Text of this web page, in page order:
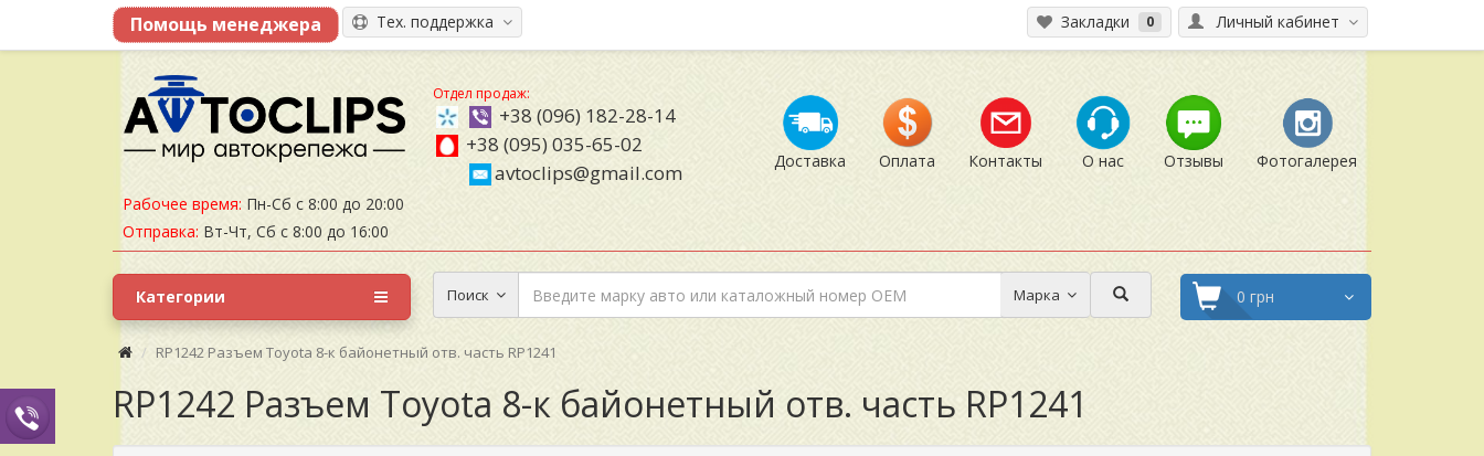
Личный кабинет
Тех. поддержка Закладки 0
Рабочее время: Пн-Сб с 8:00 до 20:00
Отправка: Вт-Чт, Сб с 8:00 до 16:00
Отдел продаж:
+38 (096) 182-28-14
+38 (095) 035-65-02
avtoclips@gmail.com
Доставка Оплата Контакты О нас Отзывы Фотогалерея
Поиск Марка 0 грн
Категории
RP1242 Разъем Toyota 8-к байонетный отв. часть RP1241
RP1242 Разъем Toyota 8-к байонетный отв. часть RP1241